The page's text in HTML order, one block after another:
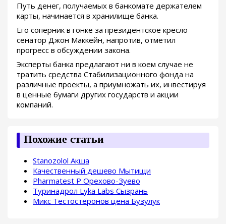
Путь денег, получаемых в банкомате держателем
карты, начинается в хранилище банка.
Его соперник в гонке за президентское кресло
сенатор Джон Маккейн, напротив, отметил
прогресс в обсуждении закона.
Эксперты банка предлагают ни в коем случае не
тратить средства Стабилизационного фонда на
различные проекты, а приумножать их, инвестируя
в ценные бумаги других государств и акции
компаний.
Похожие статьи
Stanozolol Акша
Качественный дешево Мытищи
Pharmatest P Орехово-Зуево
Туринадрол Lyka Labs Сызрань
Микс Тестостеронов цена Бузулук